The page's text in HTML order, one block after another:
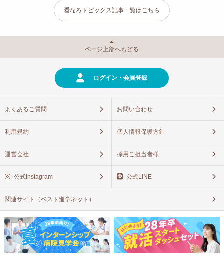
看なろトピックス記事一覧はこちら
ページ上部へもどる
ログイン・会員登録
よくあるご質問 お問い合わせ
利用規約 個人情報保護方針
運営会社 採用ご担当者様
公式Instagram 公式LINE
関連サイト（ベスト進学ネット）